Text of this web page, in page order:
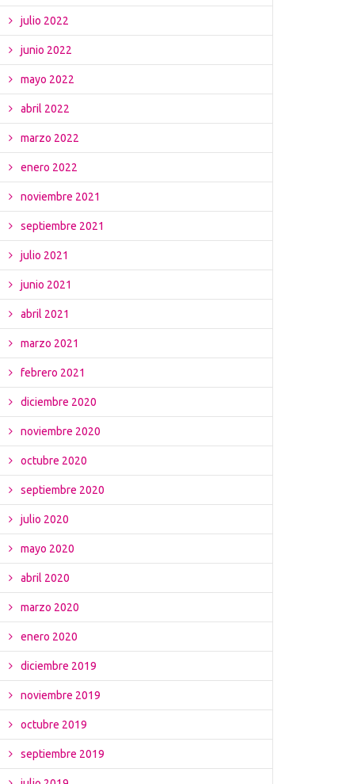
julio 2022
junio 2022
mayo 2022
abril 2022
marzo 2022
enero 2022
noviembre 2021
septiembre 2021
julio 2021
junio 2021
abril 2021
marzo 2021
febrero 2021
diciembre 2020
noviembre 2020
octubre 2020
septiembre 2020
julio 2020
mayo 2020
abril 2020
marzo 2020
enero 2020
diciembre 2019
noviembre 2019
octubre 2019
septiembre 2019